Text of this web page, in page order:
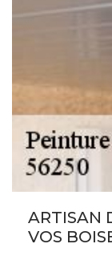
ARTISAN
VOS